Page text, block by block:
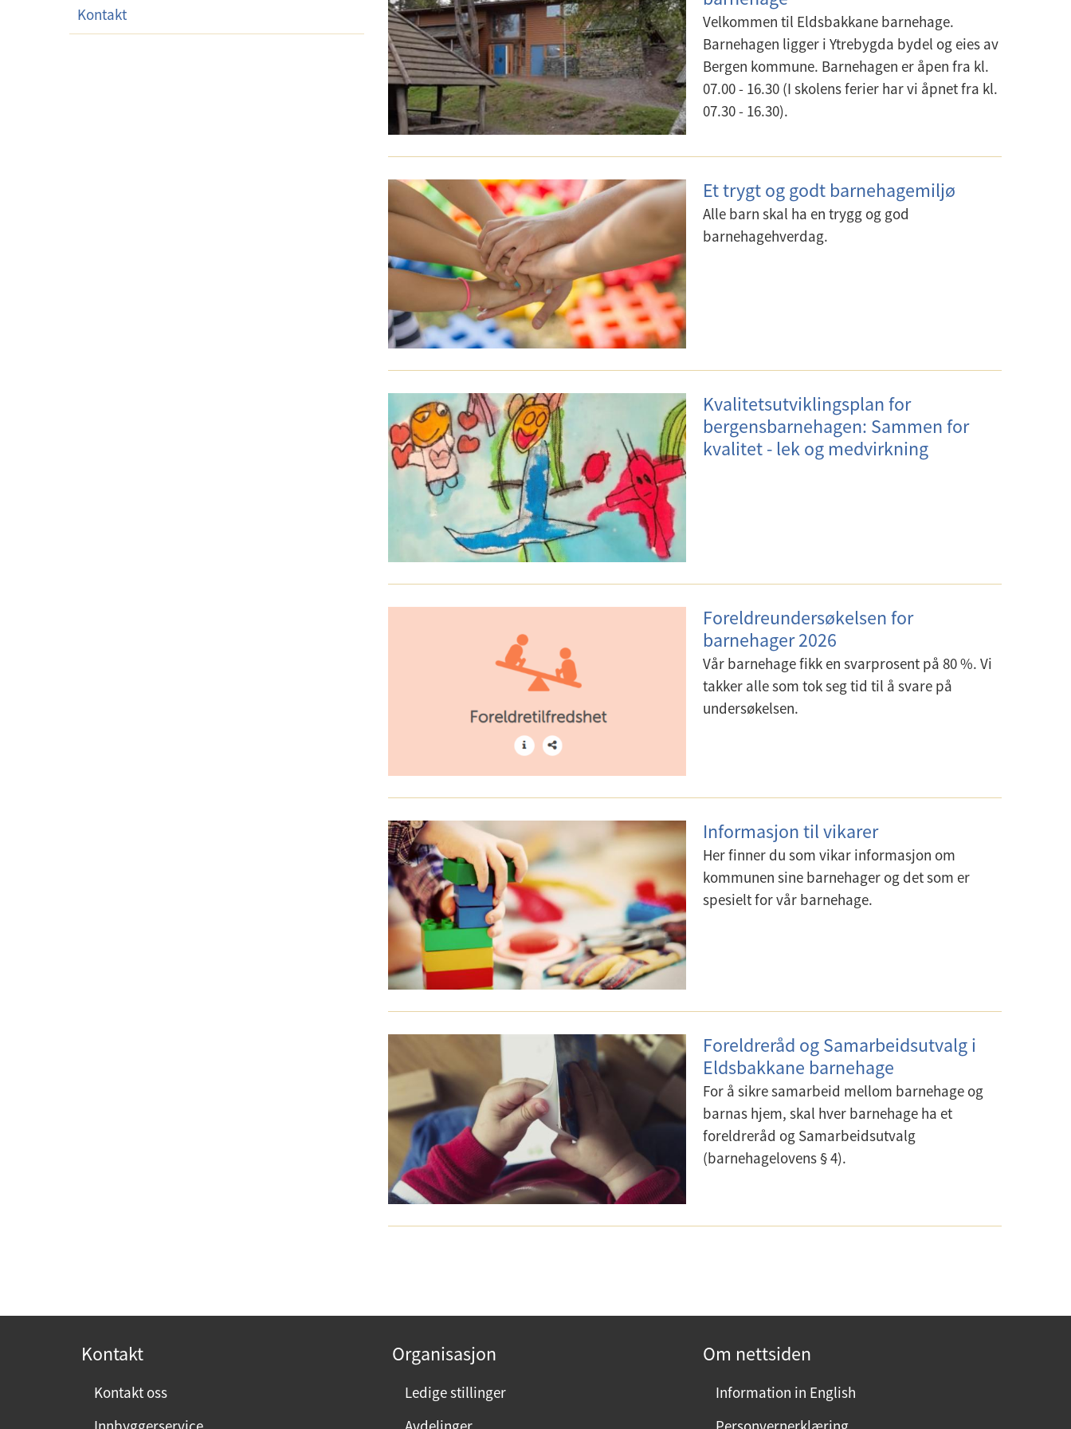
Kontakt
Velkommen til Eldsbakkane barnehage.
Barnehagen ligger i Ytrebygda bydel og eies av
Bergen kommune. Barnehagen er åpen fra kl.
07.00 - 16.30 (I skolens ferier har vi åpnet fra kl.
07.30 - 16.30).
Et trygt og godt barnehagemiljø
Alle barn skal ha en trygg og god
barnehagehverdag.
Kvalitetsutviklingsplan for
bergensbarnehagen: Sammen for
kvalitet - lek og medvirkning
Foreldreundersøkelsen for
barnehager 2026
Vår barnehage fikk en svarprosent på 80 %. Vi
takker alle som tok seg tid til å svare på
undersøkelsen.
Informasjon til vikarer
Her finner du som vikar informasjon om
kommunen sine barnehager og det som er
spesielt for vår barnehage.
Foreldreråd og Samarbeidsutvalg i
Eldsbakkane barnehage
For å sikre samarbeid mellom barnehage og
barnas hjem, skal hver barnehage ha et
foreldreråd og Samarbeidsutvalg
(barnehagelovens § 4).
Kontakt
Kontakt oss
Organisasjon
Ledige stillinger
Om nettsiden
Information in English